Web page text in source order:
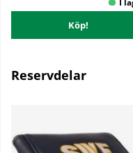
Köp!
Reservdelar